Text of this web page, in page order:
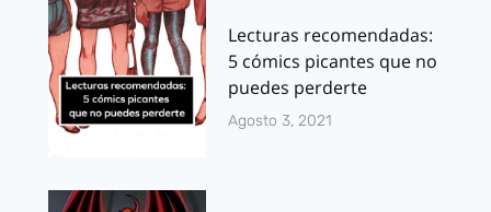
Lecturas recomendadas:
5 cómics picantes que no
puedes perderte
Agosto 3, 2021